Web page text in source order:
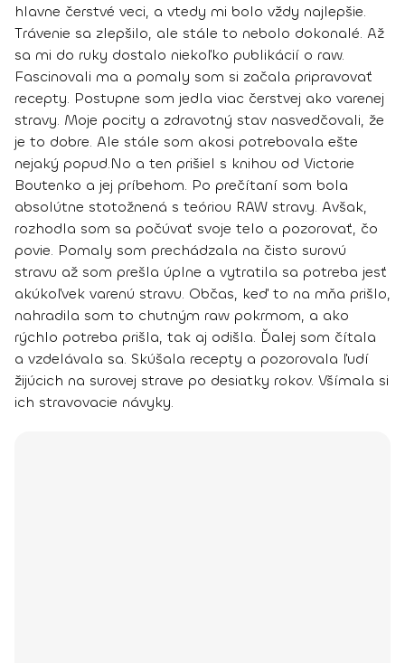
hlavne čerstvé veci, a vtedy mi bolo vždy najlepšie.
Trávenie sa zlepšilo, ale stále to nebolo dokonalé. Až
sa mi do ruky dostalo niekoľko publikácií o raw.
Fascinovali ma a pomaly som si začala pripravovať
recepty. Postupne som jedla viac čerstvej ako varenej
stravy. Moje pocity a zdravotný stav nasvedčovali, že
je to dobre. Ale stále som akosi potrebovala ešte
nejaký popud.No a ten prišiel s knihou od Victorie
Boutenko a jej príbehom. Po prečítaní som bola
absolútne stotožnená s teóriou RAW stravy. Avšak,
rozhodla som sa počúvať svoje telo a pozorovať, čo
povie. Pomaly som prechádzala na čisto surovú
stravu až som prešla úplne a vytratila sa potreba jesť
akúkoľvek varenú stravu. Občas, keď to na mňa prišlo,
nahradila som to chutným raw pokrmom, a ako
rýchlo potreba prišla, tak aj odišla. Ďalej som čítala
a vzdelávala sa. Skúšala recepty a pozorovala ľudí
žijúcich na surovej strave po desiatky rokov. Všímala si
ich stravovacie návyky.